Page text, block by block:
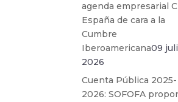
agenda empresarial
España de cara a la
Cumbre
Iberoamericana09
2026
Cuenta Pública 2025-
2026: SOFOFA